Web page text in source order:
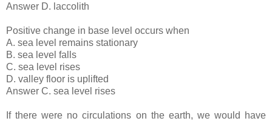
Answer D. laccolith
Positive change in base level occurs when
A. sea level remains stationary
B. sea level falls
C. sea level rises
D. valley floor is uplifted
Answer C. sea level rises
If there were no circulations on the earth, we would have